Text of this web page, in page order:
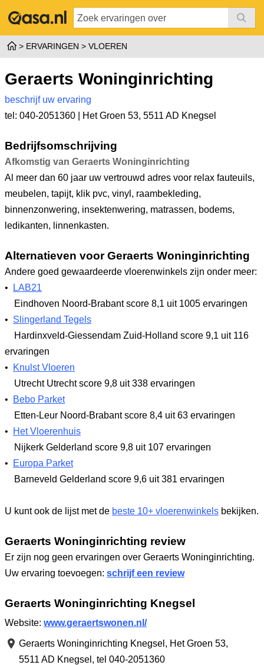
ERVARINGEN VLOEREN
Geraerts Woninginrichting
beschrijf uw ervaring
tel: 040-2051360 |
Het Groen 53, 5511 AD Knegsel
Bedrijfsomschrijving
Afkomstig van Geraerts Woninginrichting
Al meer dan 60 jaar uw vertrouwd adres voor relax fauteuils,
meubelen, tapijt, klik pvc, vinyl, raambekleding,
binnenzonwering, insektenwering, matrassen, bodems,
ledikanten, linnenkasten.
Alternatieven voor Geraerts Woninginrichting
Andere goed gewaardeerde vloerenwinkels zijn onder meer:
•
LAB21
Eindhoven Noord-Brabantscore 8,1 uit 1005 ervaringen
• Slingerland Tegels
Hardinxveld-Giessendam Zuid-Holland score 9,1 uit 116
ervaringen
•
Knulst Vloeren
Utrecht Utrechtscore 9,8 uit 338 ervaringen
•
Bebo Parket
Etten-Leur Noord-Brabantscore 8,4 uit 63 ervaringen
•
Het Vloerenhuis
Nijkerk Gelderland score 9,8 uit 107 ervaringen
•
Europa Parket
Barneveld Gelderland score 9,6 uit 381 ervaringen
U kunt ook de lijst met de beste 10+ vloerenwinkels bekijken.
Geraerts Woninginrichting review
Er zijn nog geen ervaringen over Geraerts Woninginrichting.
Uw ervaring toevoegen: schrijf een review
Geraerts Woninginrichting Knegsel
Website: www.geraertswonen.nl/
Geraerts Woninginrichting Knegsel, Het Groen 53,
5511 AD Knegsel , tel 040-2051360